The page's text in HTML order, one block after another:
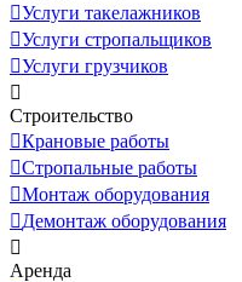
Услуги такелажников
Услуги стропальщиков
Услуги грузчиков
Строительство
Крановые работы
Стропальные работы
Монтаж оборудования
Демонтаж оборудования
Аренда